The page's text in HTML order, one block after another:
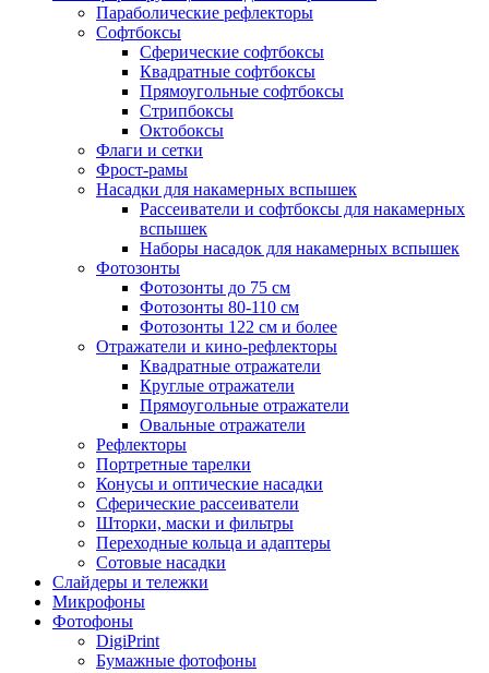
Параболические рефлекторы
Софтбоксы
Сферические софтбоксы
Квадратные софтбоксы
Прямоугольные софтбоксы
Стрипбоксы
Октобоксы
Флаги и сетки
Фрост-рамы
Насадки для накамерных вспышек
Рассеиватели и софтбоксы для накамерных
вспышек
Наборы насадок для накамерных вспышек
Фотозонты
Фотозонты до 75 см
Фотозонты 80-110 см
Фотозонты 122 см и более
Отражатели и кино-рефлекторы
Квадратные отражатели
Круглые отражатели
Прямоугольные отражатели
Овальные отражатели
Рефлекторы
Портретные тарелки
Конусы и оптические насадки
Сферические рассеиватели
Шторки, маски и фильтры
Переходные кольца и адаптеры
Сотовые насадки
Слайдеры и тележки
Микрофоны
Фотофоны
DigiPrint
Бумажные фотофоны